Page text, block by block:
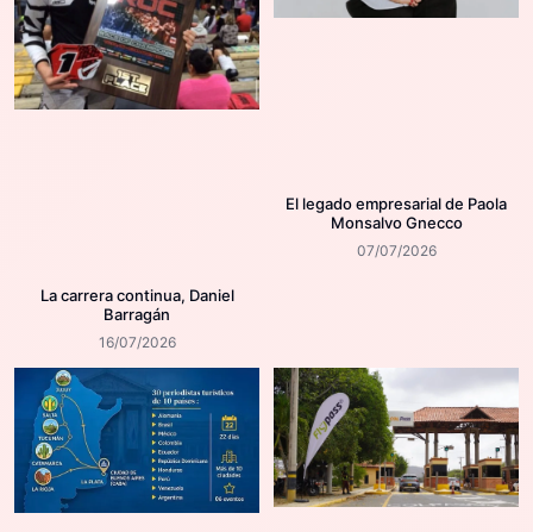
La carrera continua, Daniel
Barragán
16/07/2026
El legado empresarial de Paola
Monsalvo Gnecco
07/07/2026